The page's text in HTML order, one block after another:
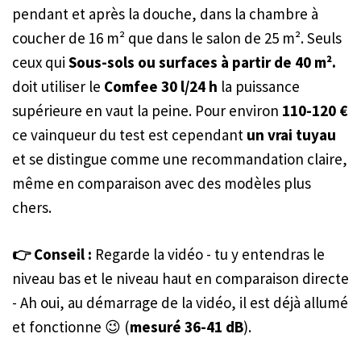
pendant et après la douche, dans la chambre à
coucher de 16 m² que dans le salon de 25 m². Seuls
ceux qui Sous-sols ou surfaces à partir de 40 m².
doit utiliser le Comfee 30 l/24 h la puissance
supérieure en vaut la peine. Pour environ 110-120 €
ce vainqueur du test est cependant un vrai tuyau
et se distingue comme une recommandation claire,
même en comparaison avec des modèles plus
chers.
👉 Conseil : Regarde la vidéo - tu y entendras le
niveau bas et le niveau haut en comparaison directe
- Ah oui, au démarrage de la vidéo, il est déjà allumé
et fonctionne 😉 (mesuré 36-41 dB).